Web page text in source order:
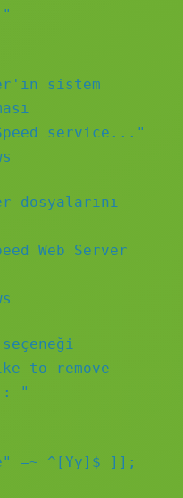
sistem
service..."
dosyalarını
Web Server
to remove
"
=~ ^[Yy]$ ]];